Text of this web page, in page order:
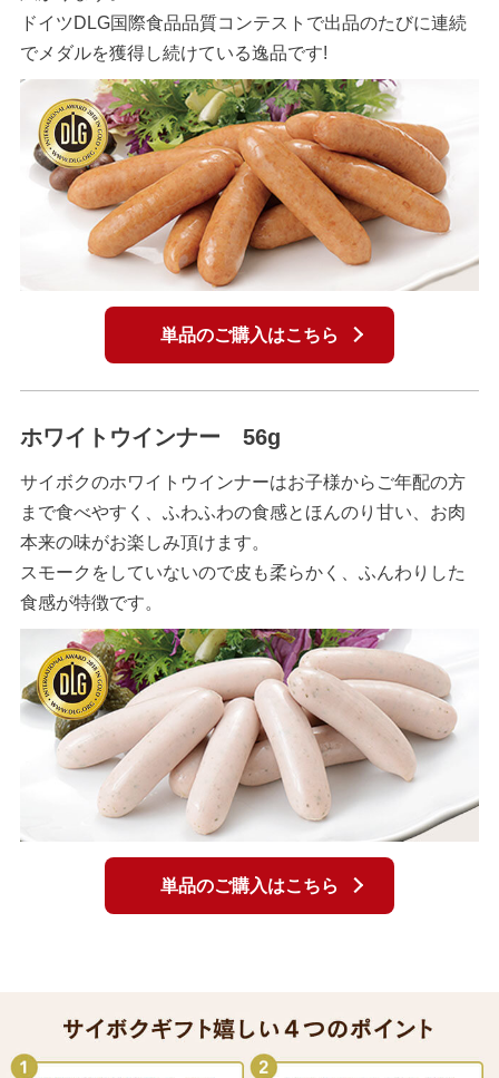
ドイツDLG国際食品品質コンテストで出品のたびに連続
でメダルを獲得し続けている逸品です!
単品のご購入はこちら
ホワイトウインナー 56g
サイボクのホワイトウインナーはお子様からご年配の方
まで食べやすく、ふわふわの食感とほんのり甘い、お肉
本来の味がお楽しみ頂けます。
スモークをしていないので皮も柔らかく、ふんわりした
食感が特徴です。
単品のご購入はこちら